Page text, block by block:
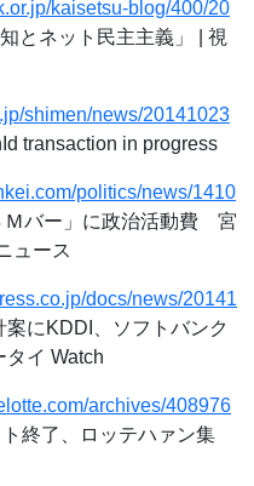
kaisetsu-blog/400/20
とネット民主主義」 | 視
shimen/news/20141023
transaction in progress
politics/news/1410
バー」に政治活動費 宮
ュース
docs/news/20141
にKDDI、ソフトバンク
タイ Watch
archives/408976
終了、ロッテハァン集